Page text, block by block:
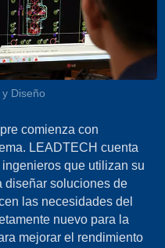
Diseño
comienza con
LEADTECH cuenta
que utilizan su
diseñar soluciones de
las necesidades del
nuevo para la
mejorar el rendimiento